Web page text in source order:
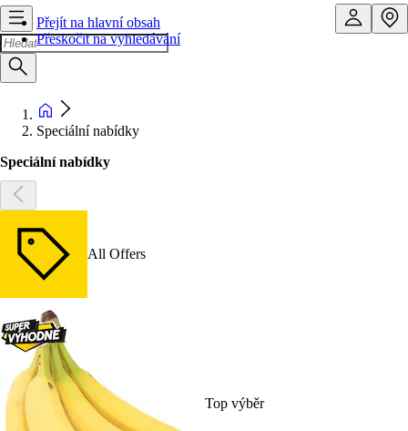
Přejít na hlavní obsah
Přeskočit na vyhledávání
Speciální nabídky
Speciální nabídky
All Offers
Top výběr